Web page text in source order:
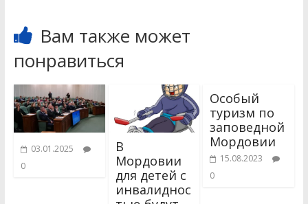
Вам также может
понравиться
03.01.2025
0
В
Мордовии
для детей с
инвалиднос
Особый
туризм по
заповедной
Мордовии
15.08.2023
0